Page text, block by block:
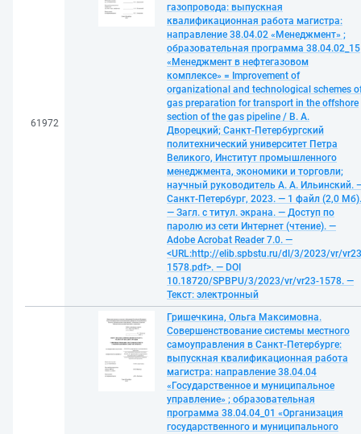
61972
газопровода: выпускная
квалификационная работа магистра:
направление 38.04.02 «Менеджмент» ;
образовательная программа 38.04.02_15
«Менеджмент в нефтегазовом
комплексе» = Improvement of
organizational and technological schemes
gas preparation for transport in the offshore
section of the gas pipeline / В. А.
Дворецкий; Санкт-Петербургский
политехнический университет Петра
Великого, Институт промышленного
менеджмента, экономики и торговли;
научный руководитель А. А. Ильинский.
Санкт-Петербург, 2023. — 1 файл (2,0 Мб).
— Загл. с титул. экрана. — Доступ по
паролю из сети Интернет (чтение). —
Adobe Acrobat Reader 7.0. —
<URL:http://elib.spbstu.ru/dl/3/2023/vr/
1578.pdf>. — DOI
10.18720/SPBPU/3/2023/vr/vr23-1578. —
Текст: электронный
Гришечкина, Ольга Максимовна.
Совершенствование системы местного
самоуправления в Санкт-Петербурге:
выпускная квалификационная работа
магистра: направление 38.04.04
«Государственное и муниципальное
управление» ; образовательная
программа 38.04.04_01 «Организация
государственного и муниципального